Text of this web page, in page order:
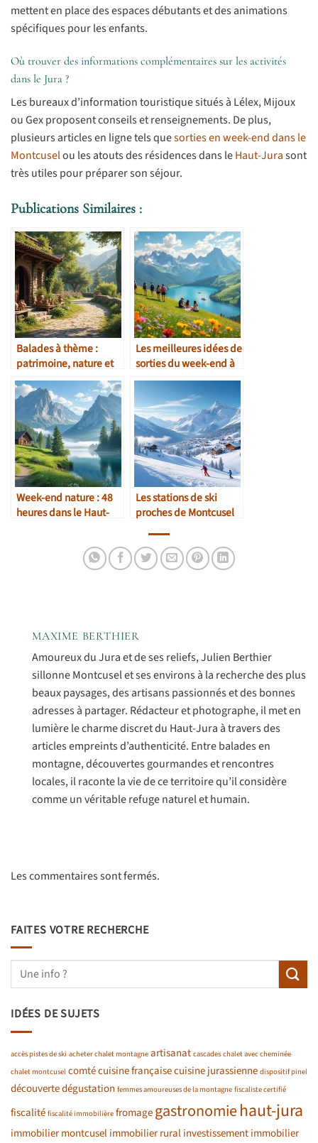
mettent en place des espaces débutants et des animations
spécifiques pour les enfants.
Où trouver des informations complémentaires sur les activités
dans le Jura ?
Les bureaux d’information touristique situés à Lélex, Mijoux
ou Gex proposent conseils et renseignements. De plus,
plusieurs articles en ligne tels quesorties en week-end dans le
Montcuselou les atouts des résidences dans leHaut-Jurasont
très utiles pour préparer son séjour.
Publications Similaires :
Balades à thème :
patrimoine, nature et
artisanat
Les meilleures idées de
sorties du week-end à
Montcusel
Week-end nature : 48
heures dans le Haut-
Les stations de ski
proches de Montcusel
MAXIME BERTHIER
Amoureux du Jura et de ses reliefs, Julien Berthier
sillonne Montcusel et ses environs à la recherche des plus
beaux paysages, des artisans passionnés et des bonnes
adresses à partager. Rédacteur et photographe, il met en
lumière le charme discret du Haut-Jura à travers des
articles empreints d’authenticité. Entre balades en
montagne, découvertes gourmandes et rencontres
locales, il raconte la vie de ce territoire qu’il considère
comme un véritable refuge naturel et humain.
Les commentaires sont fermés.
FAITES VOTRE RECHERCHE
IDÉES DE SUJETS
accès pistes de ski acheter chalet montagne artisanat cascades chalet avec cheminée
chalet montcusel comtécuisine françaisecuisine jurassienne dispositif pinel
découvertedégustation femmes amoureuses de la montagne fiscaliste certifié
fiscalité fiscalité immobilière fromagegastronomiehaut-jura
immobilier montcuselimmobilier ruralinvestissement immobilier